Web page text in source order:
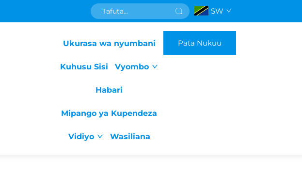
SW
Ukurasa wa nyumbani
Kuhusu Sisi Vyombo
Habari
Mipango ya Kupendeza
Vidiyo Wasiliana
Pata Nukuu